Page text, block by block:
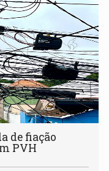
de fiação
PVH